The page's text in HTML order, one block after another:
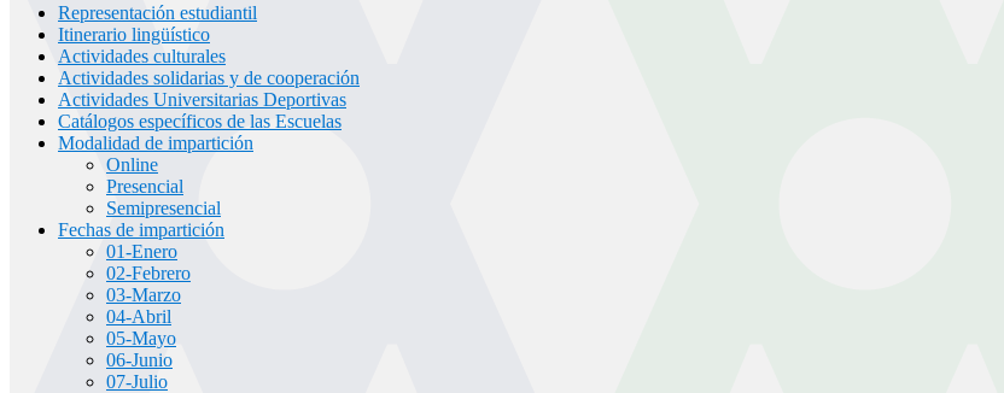
Representación estudiantil
Itinerario lingüístico
Actividades culturales
Actividades solidarias y de cooperación
Actividades Universitarias Deportivas
Catálogos específicos de las Escuelas
Modalidad de impartición
Online
Presencial
Semipresencial
Fechas de impartición
01-Enero
02-Febrero
03-Marzo
04-Abril
05-Mayo
06-Junio
07-Julio